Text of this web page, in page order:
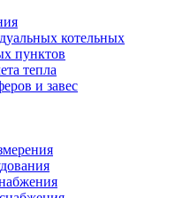
котельных
пунктов
тепла
и завес